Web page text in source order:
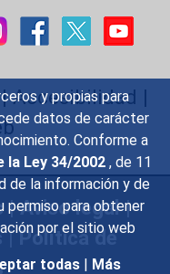
y propias para
datos de carácter
Conforme a
la Ley 34/2002 , de 11
de la información y de
permiso para obtener
por el sitio web
todas | Más
Accesibilidad |
|Aviso legal|
|Política de